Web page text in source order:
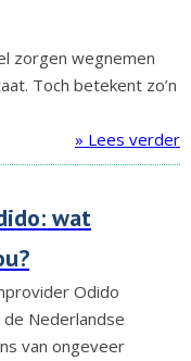
zorgen wegnemen
Toch betekent zo’n
» Lees verder
wat
Odido
Nederlandse
van ongeveer